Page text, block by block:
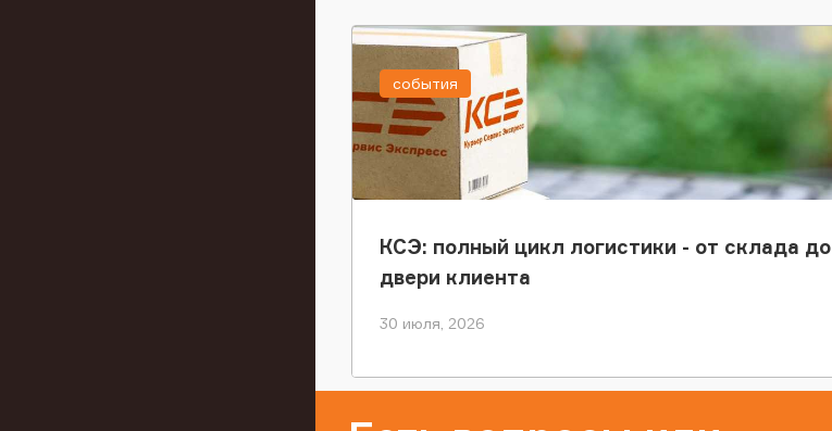
КСЭ: полный цикл логистики - от склада до
двери клиента
30 июля, 2026
события